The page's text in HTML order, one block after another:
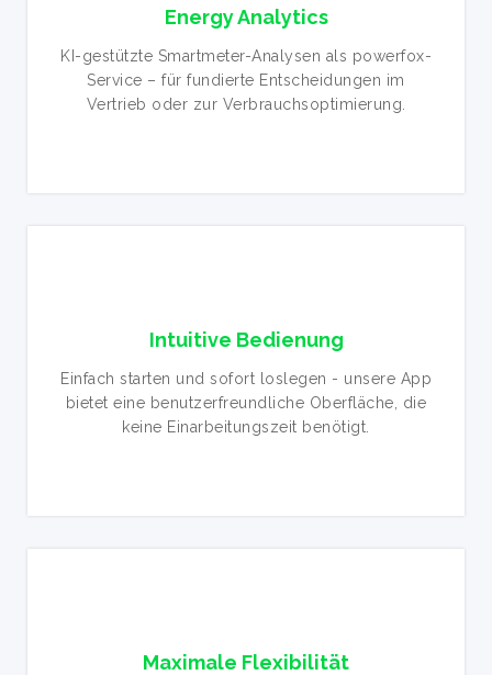
Energy Analytics
KI-gestützte Smartmeter-Analysen als powerfox-
Service – für fundierte Entscheidungen im
Vertrieb oder zur Verbrauchsoptimierung.
Intuitive Bedienung
Einfach starten und sofort loslegen - unsere App
bietet eine benutzerfreundliche Oberfläche, die
keine Einarbeitungszeit benötigt.
Maximale Flexibilität